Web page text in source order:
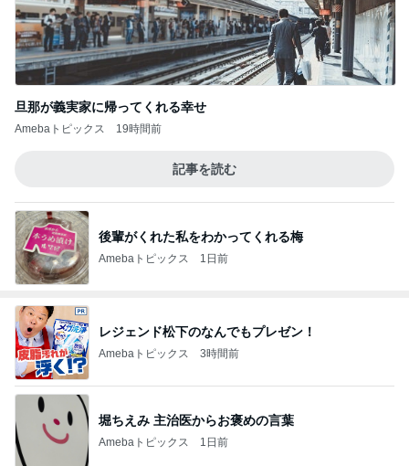
旦那が義実家に帰ってくれる幸せ
Amebaトピックス 19時間前
記事を読む
後輩がくれた私をわかってくれる梅
Amebaトピックス 1日前
レジェンド松下のなんでもプレゼン！
Amebaトピックス 3時間前
堀ちえみ 主治医からお褒めの言葉
Amebaトピックス 1日前